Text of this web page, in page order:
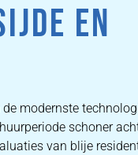
EN
modernste
schoner
van blije